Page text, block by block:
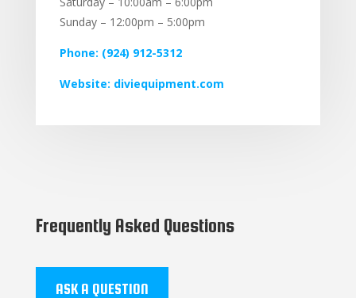
Sunday – 12:00pm – 5:00pm
Phone: (924) 912-5312
Website: diviequipment.com
Frequently Asked Questions
ASK A QUESTION